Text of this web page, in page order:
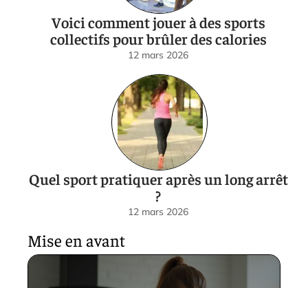
Voici comment jouer à des sports
collectifs pour brûler des calories
12 mars 2026
Quel sport pratiquer après un long arrêt
?
12 mars 2026
Mise en avant